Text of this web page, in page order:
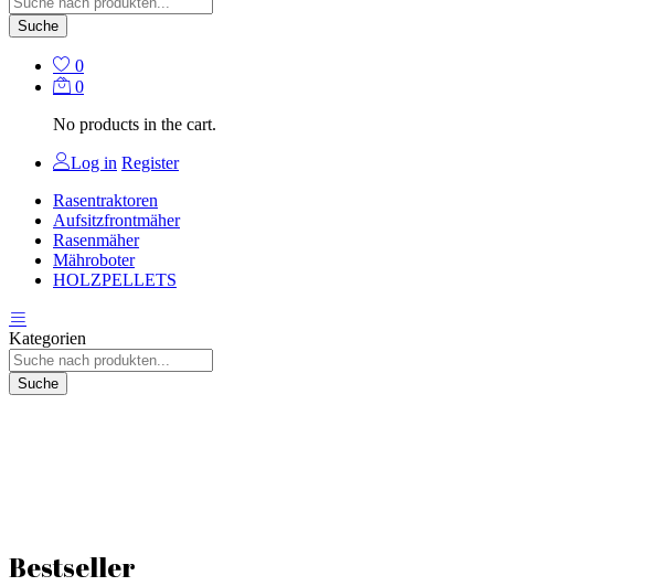
Suche
0
0
No products in the cart.
Log in Register
Rasentraktoren
Aufsitzfrontmäher
Rasenmäher
Mähroboter
HOLZPELLETS
Kategorien
Suche
Bestseller